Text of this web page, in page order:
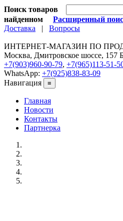
Поиск товаров
найденном
Расширенный
Доставка | Вопросы
ИНТЕРНЕТ-МАГАЗИН ПО
Москва, Дмитровское шоссе, 157
+7(903)960-90-79, +7(965)113-51-
WhatsApp: +7(925)838-83-09
Навигация
≡
Главная
Новости
Контакты
Партнерка